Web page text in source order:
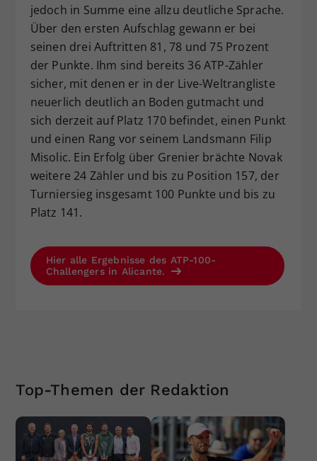
jedoch in Summe eine allzu deutliche Sprache.
Über den ersten Aufschlag gewann er bei
seinen drei Auftritten 81, 78 und 75 Prozent
der Punkte. Ihm sind bereits 36 ATP-Zähler
sicher, mit denen er in der Live-Weltrangliste
neuerlich deutlich an Boden gutmacht und
sich derzeit auf Platz 170 befindet, einen Punkt
und einen Rang vor seinem Landsmann Filip
Misolic. Ein Erfolg über Grenier brächte Novak
weitere 24 Zähler und bis zu Position 157, der
Turniersieg insgesamt 100 Punkte und bis zu
Platz 141.
Hier alle Ergebnisse des ATP-100-
Challengers in Alicante.
Top-Themen der Redaktion